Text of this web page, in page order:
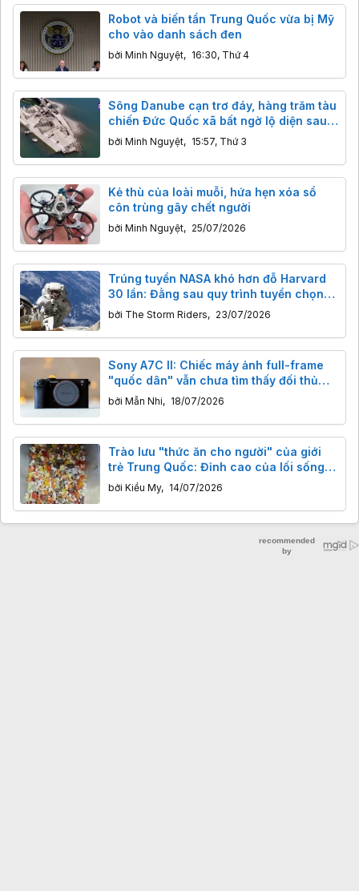
Robot và biến tần Trung Quốc vừa bị Mỹ
cho vào danh sách đen
bởi Minh Nguyệt, 16:30, Thứ 4
Sông Danube cạn trơ đáy, hàng trăm tàu
chiến Đức Quốc xã bất ngờ lộ diện sau
80 năm
bởi Minh Nguyệt, 15:57, Thứ 3
Kẻ thù của loài muỗi, hứa hẹn xóa sổ
côn trùng gây chết người
bởi Minh Nguyệt, 25/07/2026
Trúng tuyển NASA khó hơn đỗ Harvard
30 lần: Đằng sau quy trình tuyển chọn
phi hành gia gắt gao đến mức nào?
bởi The Storm Riders, 23/07/2026
Sony A7C II: Chiếc máy ảnh full-frame
"quốc dân" vẫn chưa tìm thấy đối thủ
xứng tầm
bởi Mẫn Nhi, 18/07/2026
Trào lưu "thức ăn cho người" của giới
trẻ Trung Quốc: Đỉnh cao của lối sống
"nằm thẳng" hay sự bế tắc?
bởi Kiều My, 14/07/2026